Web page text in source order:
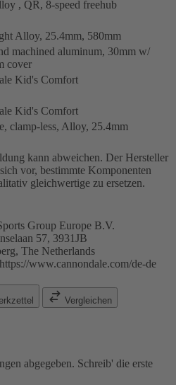
, QR, 8-speed freehub
Alloy, 25.4mm, 580mm
machined aluminum, 30mm w/
cover
Kid's Comfort
Kid's Comfort
clamp-less, Alloy, 25.4mm
kann abweichen. Der Hersteller
vor, bestimmte Komponenten
gleichwertige zu ersetzen.
Group Europe B.V.
57, 3931JB
The Netherlands
www.cannondale.com/de-de
Vergleichen
abgegeben. Schreib' die erste